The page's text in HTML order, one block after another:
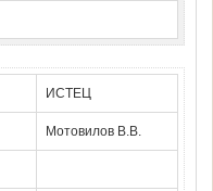
ИСТЕЦ
Мотовилов В.В.